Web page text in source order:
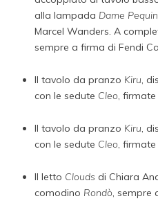
alla lampada Dame
Marcel Wanders. A
sempre a firma di Fendi
Il tavolo da pranzo Kiru,
con le sedute Cleo, firmate
Il tavolo da pranzo Kiru,
con le sedute Cleo, firmate
Il letto Clouds di Chiara
comodino Rondò, sempre